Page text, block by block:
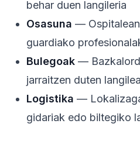
behar duen langileria
Osasuna —
guardiako
Bulegoak —
jarraitzen duten
Logistika —
gidariak edo biltegiko